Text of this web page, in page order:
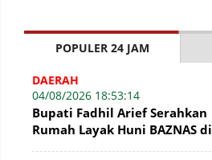
POPULER 24 JAM
DAERAH
04/08/2026 18:53:14
Bupati Fadhil Arief Serahkan
Rumah Layak Huni BAZNAS di